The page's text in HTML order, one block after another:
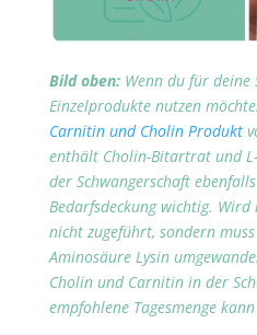
Bild oben:Wenn du für deine
Einzelprodukte nutzen
Carnitin und Cholin Produkt
enthält Cholin-Bitartrat und
der Schwangerschaft
Bedarfsdeckung wichtig.
nicht zugeführt, sondern
Aminosäure Lysin
Cholin und Carnitin in der
empfohlene Tagesmenge